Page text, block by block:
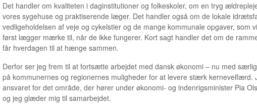
Det handler om kvaliteten i daginstitutioner og folkeskoler, om en tryg
vores sygehuse og praktiserende læger. Det handler også om de lokale
vedligeholdelsen af veje og cykelstier og de mange kommunale opgaver, som
først lægger mærke til, når de ikke fungerer. Kort sagt handler det om de
får hverdagen til at hænge sammen.
Derfor ser jeg frem til at fortsætte arbejdet med dansk økonomi – nu med
på kommunernes og regionernes muligheder for at levere stærk kernevelfærd.
ansvaret for det område, der hører under økonomi- og indenrigsminister Pia
og jeg glæder mig til samarbejdet.